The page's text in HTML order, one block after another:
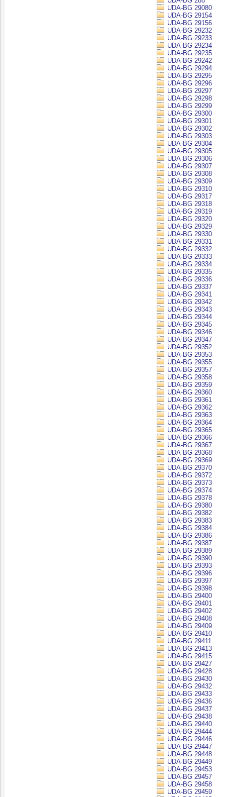
UDA-BG 29080
UDA-BG 29154
UDA-BG 29156
UDA-BG 29232
UDA-BG 29233
UDA-BG 29234
UDA-BG 29235
UDA-BG 29242
UDA-BG 29294
UDA-BG 29295
UDA-BG 29296
UDA-BG 29297
UDA-BG 29298
UDA-BG 29299
UDA-BG 29300
UDA-BG 29301
UDA-BG 29302
UDA-BG 29303
UDA-BG 29304
UDA-BG 29305
UDA-BG 29306
UDA-BG 29307
UDA-BG 29308
UDA-BG 29309
UDA-BG 29310
UDA-BG 29317
UDA-BG 29318
UDA-BG 29319
UDA-BG 29320
UDA-BG 29329
UDA-BG 29330
UDA-BG 29331
UDA-BG 29332
UDA-BG 29333
UDA-BG 29334
UDA-BG 29335
UDA-BG 29336
UDA-BG 29337
UDA-BG 29341
UDA-BG 29342
UDA-BG 29343
UDA-BG 29344
UDA-BG 29345
UDA-BG 29346
UDA-BG 29347
UDA-BG 29352
UDA-BG 29353
UDA-BG 29355
UDA-BG 29357
UDA-BG 29358
UDA-BG 29359
UDA-BG 29360
UDA-BG 29361
UDA-BG 29362
UDA-BG 29363
UDA-BG 29364
UDA-BG 29365
UDA-BG 29366
UDA-BG 29367
UDA-BG 29368
UDA-BG 29369
UDA-BG 29370
UDA-BG 29372
UDA-BG 29373
UDA-BG 29374
UDA-BG 29378
UDA-BG 29380
UDA-BG 29382
UDA-BG 29383
UDA-BG 29384
UDA-BG 29386
UDA-BG 29387
UDA-BG 29389
UDA-BG 29390
UDA-BG 29393
UDA-BG 29396
UDA-BG 29397
UDA-BG 29398
UDA-BG 29400
UDA-BG 29401
UDA-BG 29402
UDA-BG 29408
UDA-BG 29409
UDA-BG 29410
UDA-BG 29411
UDA-BG 29413
UDA-BG 29415
UDA-BG 29427
UDA-BG 29428
UDA-BG 29430
UDA-BG 29432
UDA-BG 29433
UDA-BG 29436
UDA-BG 29437
UDA-BG 29438
UDA-BG 29440
UDA-BG 29444
UDA-BG 29446
UDA-BG 29447
UDA-BG 29448
UDA-BG 29449
UDA-BG 29453
UDA-BG 29457
UDA-BG 29458
UDA-BG 29459